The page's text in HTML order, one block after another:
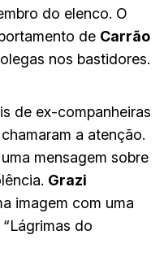
do elenco. O
de Carrão
nos bastidores.
de ex-companheiras
a atenção.
mensagem sobre
Grazi
imagem com uma
do